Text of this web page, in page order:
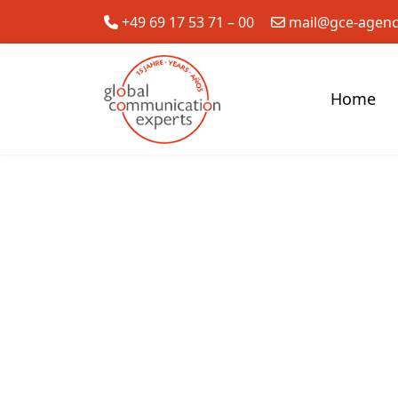
+49 69 17 53 71 – 00 mail@gce-
Home